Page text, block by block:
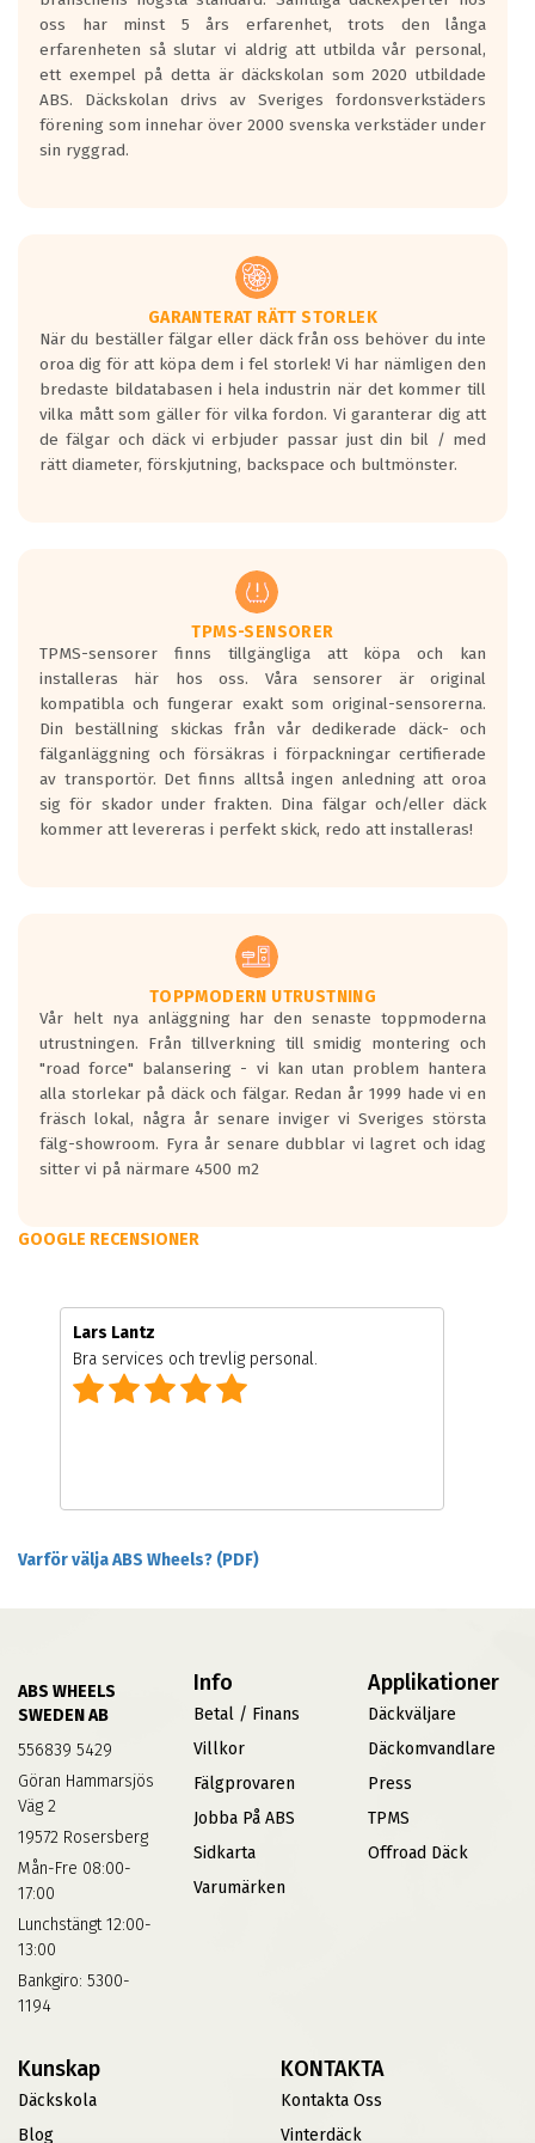
Inga D eller G betyg delas ut för
personbilar och lätta lastbilar.
Betyget sätts efter ett test där däcken
skall bromsa in på en väg där det ligger
0.5-1.5 mm vatten.
I 80km/h kommer skillnaden på
Vid körning i över 50km/h brukar
rullmotståndets ljud överträffa
motorljudet.
På däckmärkningen kommer det finnas
en symbol av ett däck med vågar. Hög
bullernivå markeras med svarta vågor
medans de vita vågorna påvisar om det är
ett tyst däck.
regelverket som introduceras år 2016.
Ett däck med två svarta vågor är redan
godkända för år 2016 nya regelverk.
Ett däck med en svart våg kommer vara
minst tre decibel tystare än det
regelverk som börjar gälla 2016.
oss har minst 5 års erfarenhet, trots den långa
erfarenheten så slutar vi aldrig att utbilda vår personal,
ett exempel på detta är däckskolan som 2020 utbildade
ABS. Däckskolan drivs av Sveriges fordonsverkstäders
förening som innehar över 2000 svenska verkstäder under
sin ryggrad.
GARANTERAT RÄTT STORLEK
När du beställer fälgar eller däck från oss behöver du inte
oroa dig för att köpa dem i fel storlek! Vi har nämligen den
bredaste bildatabasen i hela industrin när det kommer till
vilka mått som gäller för vilka fordon. Vi garanterar dig att
de fälgar och däck vi erbjuder passar just din bil / med
rätt diameter, förskjutning, backspace och bultmönster.
TPMS-SENSORER
TPMS-sensorer finns tillgängliga att köpa och kan
installeras här hos oss. Våra sensorer är original
kompatibla och fungerar exakt som original-sensorerna.
Din beställning skickas från vår dedikerade däck- och
fälganläggning och försäkras i förpackningar certifierade
av transportör. Det finns alltså ingen anledning att oroa
sig för skador under frakten. Dina fälgar och/eller däck
kommer att levereras i perfekt skick, redo att installeras!
TOPPMODERN UTRUSTNING
Vår helt nya anläggning har den senaste toppmoderna
utrustningen. Från tillverkning till smidig montering och
"road force" balansering - vi kan utan problem hantera
alla storlekar på däck och fälgar. Redan år 1999 hade vi en
fräsch lokal, några år senare inviger vi Sveriges största
fälg-showroom. Fyra år senare dubblar vi lagret och idag
sitter vi på närmare 4500 m2
GOOGLE RECENSIONER
Lars Lantz
Bra services och trevlig personal.
Varför välja ABS Wheels? (PDF)
ABS WHEELS
SWEDEN AB
556839 5429
Göran Hammarsjös
Väg 2
19572 Rosersberg
Mån-Fre 08:00-
17:00
Lunchstängt 12:00-
13:00
Bankgiro: 5300-
1194
Info
Betal / Finans
Villkor
Fälgprovaren
Jobba På ABS
Sidkarta
Varumärken
Applikationer
Däckväljare
Däckomvandlare
Press
TPMS
Offroad Däck
Kunskap
Däckskola
Blog
KONTAKTA
Kontakta Oss
Vinterdäck